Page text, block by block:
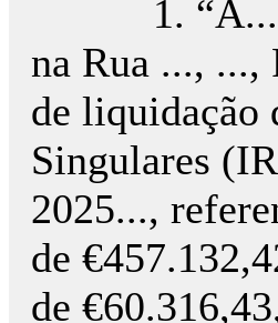
1. “A...,
na Rua ...,
de liquidação
Singulares
2025...,
de
de